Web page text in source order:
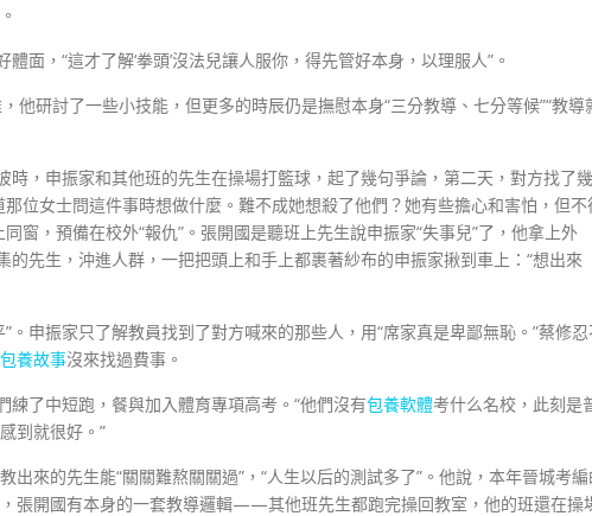
面，“這才了解‘拳頭’沒法兒讓人服你，得先管好本身，以理服人”。
他研討了一些小技能，但更多的時辰仍是撫慰本身“三分教導、七分等候”“教導
時，申振家和其他班的先生在操場打籃球，起了幾句爭論，第二天，對方找了幾
位女士問這件事時想做什麼。難不成她想殺了他們？她有些擔心和害怕，但不
窗，預備在校外“報仇”。張開國是聽班上先生說申振家“失事兒”了，他拿上外
的先生，沖進人群，一把把頭上和手上都裹著紗布的申振家揪到車上：“想出來
。申振家只了解教員找到了對方喊來的那些人，用“席家真是卑鄙無恥。”蔡修
包養故事沒來找過費事。
練了中短跑，餐與加入體育專項高考。“他們沒有包養軟體考什么名校，此刻是
到就很好。”
出來的先生能“關關難熬關關過”，“人生以后的測試多了”。他說，本年晉城考編
張開國有本身的一套教導邏輯——其他班先生都跑完操回教室，他的班還在操